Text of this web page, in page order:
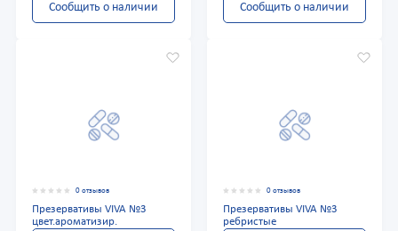
Сообщить о наличии Сообщить о наличии
0 отзывов
Презервативы VIVA №3
цвет.ароматизир.
0 отзывов
Презервативы VIVA №3
ребристые